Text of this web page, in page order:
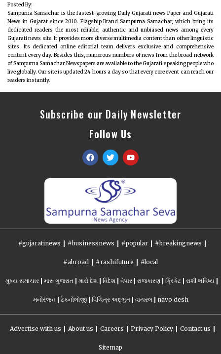
Posted By:
Sampurna Samachar is the fastest-growing Daily Gujarati news Paper and Gujarati
News in Gujarat since 2010. Flagship Brand Sampurna Samachar, which bring its
dedicated readers the most reliable, authentic and unbiased news among every
Gujarati news site. It provides more diverse multimedia content than other linguistic
sites. Its dedicated online editorial team delivers exclusive and comprehensive
content every day. Besides this, numerous numbers of news from the broad network
of Sampurna Samachar Newspapers are available to the Gujarati speaking people who
live globally. Our site is updated 24 hours a day so that every core event can reach our
readers instantly.
Subscribe our Daily Newsletter
Follow Us
#gujaratinews #businessnews #popular #breakingnews
#abroad #rashifuture #local
મુખ્ય સમાચાર મારુ ગુજરાત મારો દેશ વિદેશ વેપાર રાજકારણ ક્રિકેટ રાશી ભવિષ્ય
મનોરંજન ટેકનોલોજી વિચિત્ર અદ્ભુત વાયરલ navo desh
Advertise with us About us Careers Privacy Policy Contact us
Sitemap